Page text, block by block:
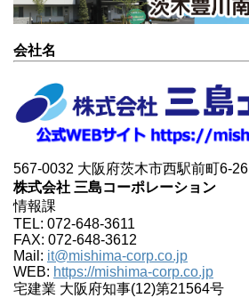
会社名
567-0032 大阪府茨木市西駅前町6-26
株式会社 三島コーポレーション
情報課
TEL: 072-648-3611
FAX: 072-648-3612
Mail: it@mishima-corp.co.jp
WEB: https://mishima-corp.co.jp
宅建業 大阪府知事(12)第21564号